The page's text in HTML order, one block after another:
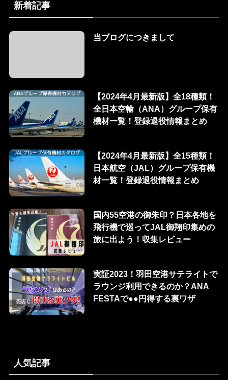
新着記事
当ブログにつきまして
【2024年4月最新版】全18種類！
全日本空輸（ANA）グループ保有
機材一覧！登録退役情報まとめ
【2024年4月最新版】全15種類！
日本航空（JAL）グループ保有機
材一覧！登録退役情報まとめ
国内55空港の御朱印？日本各地を
飛行機で巡ってJAL御翔印集めの
旅に出よう！収集レビュー
実証2023！羽田空港サテライトで
ラウンジ利用できるのか？ANA
FESTAで●●円得する裏ワザ
人気記事